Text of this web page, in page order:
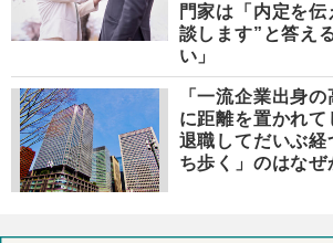
門家は「内定を
談します”と答え
い」
「一流企業出身
に距離を置かれ
退職してだいぶ
ち歩く」のはなぜ